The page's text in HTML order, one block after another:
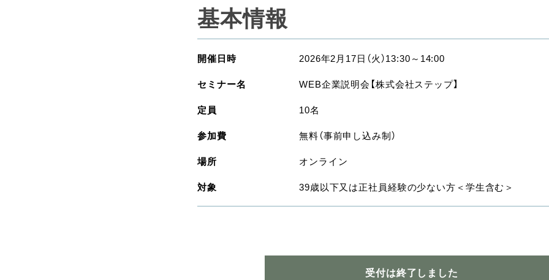
基本情報
開催日時
2026年2月17日（火）13:30～14:00
セミナー名
WEB企業説明会【株式会社ステップ】
定員
10名
参加費
無料（事前申し込み制）
場所
オンライン
対象
39歳以下又は正社員経験の少ない方＜学生含む＞
受付は終了しました